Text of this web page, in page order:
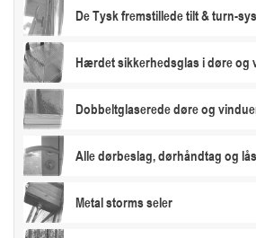
De Tysk fremstillede tilt & turn-
Hærdet sikkerhedsglas i døre og
Dobbeltglaserede døre og
Alle dørbeslag, dørhåndtag og
Metal storms seler